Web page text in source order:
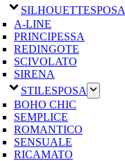
SILHOUETTESPOSA
A-LINE
PRINCIPESSA
REDINGOTE
SCIVOLATO
SIRENA
STILESPOSA
BOHO CHIC
SEMPLICE
ROMANTICO
SENSUALE
RICAMATO